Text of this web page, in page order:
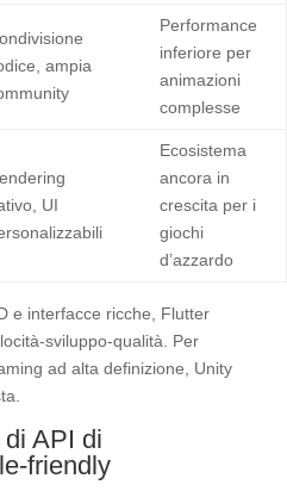
ampia
Performance
inferiore per
animazioni
complesse
UI
Ecosistema
ancora in
crescita per i
giochi
d’azzardo
e interfacce ricche, Flutter
Per
ad alta definizione, Unity
API di